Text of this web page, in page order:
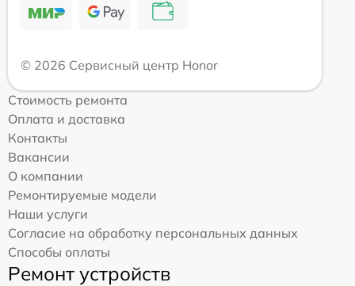
© 2026 Сервисный центр Honor
Стоимость ремонта
Оплата и доставка
Контакты
Вакансии
О компании
Ремонтируемые модели
Наши услуги
Согласие на обработку персональных данных
Способы оплаты
Ремонт устройств